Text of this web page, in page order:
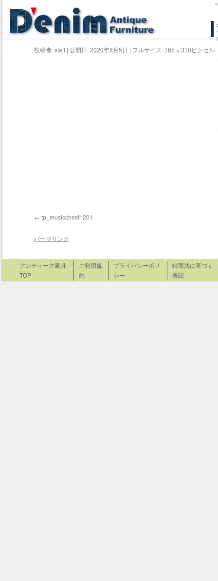
テ
投稿者:staff | 公開日:2020年8月5日 | フルサイズ: 165 × 310ピクセル
tp_musicchest1201
パーマリンク
アンティーク家具
TOP
ご利用規
約
プライバシーポリ
シー
特商法に基づく
表記